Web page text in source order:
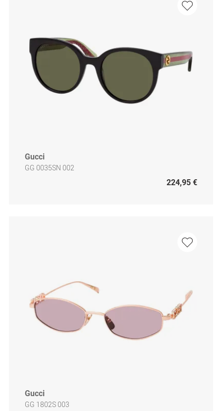
Gucci
GG 0035SN 002
224,95 €
Gucci
GG 1802S 003